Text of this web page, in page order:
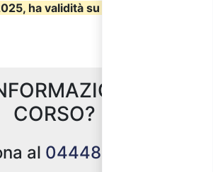
ha validità su tutto il territorio
SUL
CORSO?
al 0444887004